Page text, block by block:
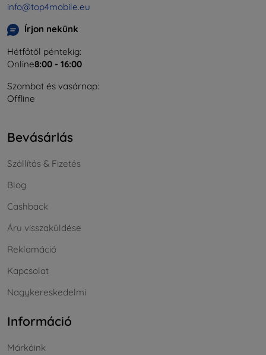
info@top4mobile.eu
Írjon nekünk
Hétfőtől péntekig:
Online8:00 - 16:00
Szombat és vasárnap:
Offline
Bevásárlás
Szállítás & Fizetés
Blog
Cashback
Áru visszaküldése
Reklamáció
Kapcsolat
Nagykereskedelmi
Információ
Márkáink